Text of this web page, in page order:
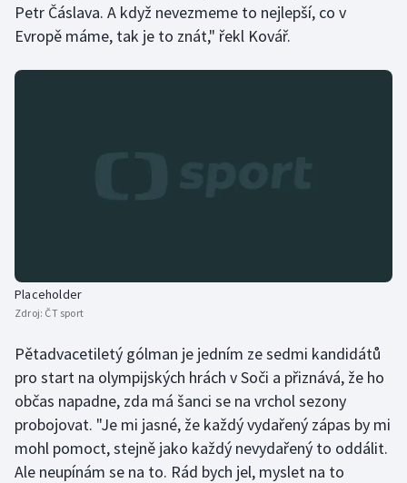
Plážový volejbal
Ragby
Stolní tenis
Veslování
Vodní slalom
Volejbal
Petr Čáslava. A když nevezmeme to nejlepší, co v
Evropě máme, tak je to znát," řekl Kovář.
Placeholder
Zdroj: ČT sport
Pětadvacetiletý gólman je jedním ze sedmi kandidátů
pro start na olympijských hrách v Soči a přiznává, že ho
občas napadne, zda má šanci se na vrchol sezony
probojovat. "Je mi jasné, že každý vydařený zápas by mi
mohl pomoct, stejně jako každý nevydařený to oddálit.
Ale neupínám se na to. Rád bych jel, myslet na to